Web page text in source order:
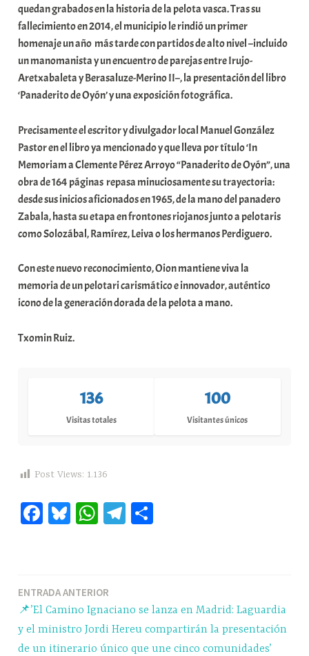
quedan grabados en la historia de la pelota vasca. Tras su
fallecimiento en 2014, el municipio le rindió un primer
homenaje un año más tarde con partidos de alto nivel –incluido
un manomanista y un encuentro de parejas entre Irujo-
Aretxabaleta y Berasaluze-Merino II–, la presentación del libro
‘Panaderito de Oyón’ y una exposición fotográfica.
Precisamente el escritor y divulgador local Manuel González
Pastor en el libro ya mencionado y que lleva por título ‘In
Memoriam a Clemente Pérez Arroyo “Panaderito de Oyón”, una
obra de 164 páginas repasa minuciosamente su trayectoria:
desde sus inicios aficionados en 1965, de la mano del panadero
Zabala, hasta su etapa en frontones riojanos junto a pelotaris
como Solozábal, Ramírez, Leiva o los hermanos Perdiguero.
Con este nuevo reconocimiento, Oion mantiene viva la
memoria de un pelotari carismático e innovador, auténtico
icono de la generación dorada de la pelota a mano.
Txomin Ruiz.
136
Visitas totales
100
Visitantes únicos
Post Views: 1.136
Fa Bl W
pp
Te
m rti
r
Navegación
de
entradas
ENTRADA ANTERIOR
📌’El Camino Ignaciano se lanza en Madrid: Laguardia
y el ministro Jordi Hereu compartirán la presentación
de un itinerario único que une cinco comunidades’